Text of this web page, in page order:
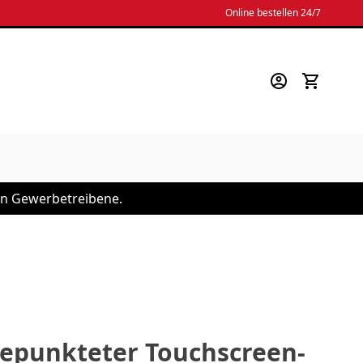
Online bestellen 24/7
Gewerbetreibene.
Touchscreen-